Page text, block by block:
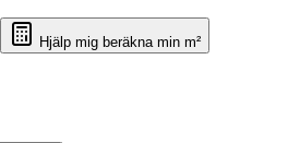
Hjälp mig beräkna min m²